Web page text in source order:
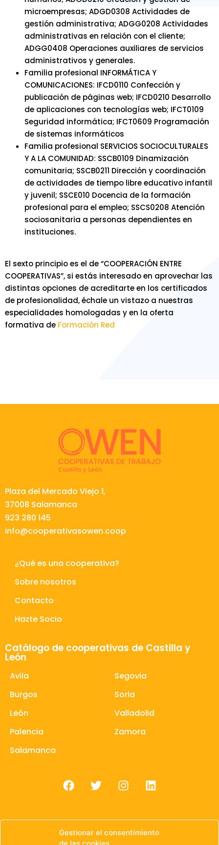
Gestionar el consentimiento
de las cookies
microempresas; ADGD0308 Actividades de
gestión administrativa; ADGG0208 Actividades
administrativas en relación con el cliente;
ADGG0408 Operaciones auxiliares de servicios
administrativos y generales.
Familia profesional INFORMÁTICA Y
COMUNICACIONES: IFCD0110 Confección y
publicación de páginas web; IFCD0210 Desarrollo
de aplicaciones con tecnologías web; IFCT0109
Seguridad informática; IFCT0609 Programación
de sistemas informáticos
Familia profesional SERVICIOS SOCIOCULTURALES
Y A LA COMUNIDAD: SSCB0109 Dinamización
comunitaria; SSCB0211 Dirección y coordinación
de actividades de tiempo libre educativo infantil
y juvenil; SSCE010 Docencia de la formación
profesional para el empleo; SSCS0208 Atención
sociosanitaria a personas dependientes en
instituciones.
El sexto principio es el de “COOPERACIÓN ENTRE
COOPERATIVAS”, si estás interesado en aprovechar las
distintas opciones de acreditarte en los certificados
de profesionalidad, échale un vistazo a nuestras
especialidades homologadas y en la oferta
formativa de Formación Red
Plaza del Mercado Viejo 1,
37008 Salamanca
923 280 145
info@cooperativasowen.coop
¿Qué es una cooperativa?
Sobre nosotros
Contacto
Hazte Socio
Catálogo de cooperativas de Castilla y
León
Avila
Burgos
León
Palencia
Salamanca
Segovia
Soria
Valladolid
Zamora